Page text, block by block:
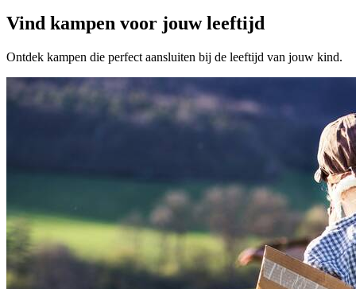
Vind kampen voor jouw leeftijd
Ontdek kampen die perfect aansluiten bij de leeftijd van jouw kind.